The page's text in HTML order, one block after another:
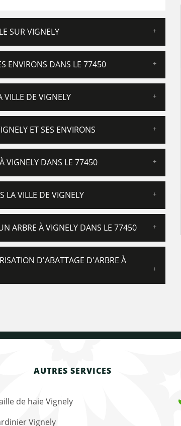
SUR VIGNELY
ENVIRONS DANS LE 77450
VILLE DE VIGNELY
ET SES ENVIRONS
VIGNELY DANS LE 77450
LA VILLE DE VIGNELY
ARBRE À VIGNELY DANS LE 77450
D'ABATTAGE D'ARBRE À
AUTRES SERVICES
de haie Vignely
Vignely